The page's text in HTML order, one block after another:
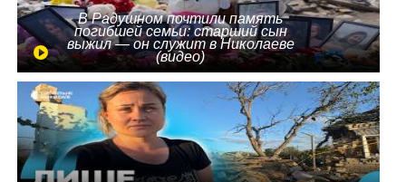
В Радушном почтили память
погибшей семьи: старший сын
выжил — он служит в Николаеве
(видео)